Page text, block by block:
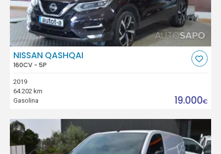
NISSAN QASHQAI
160CV - 5P
2019
64.202 km
Gasolina
19.000€